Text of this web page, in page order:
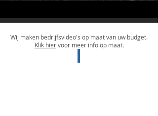
Wij maken bedrijfsvideo's op maat van uw budget.
Klik hiervoor meer info op maat.